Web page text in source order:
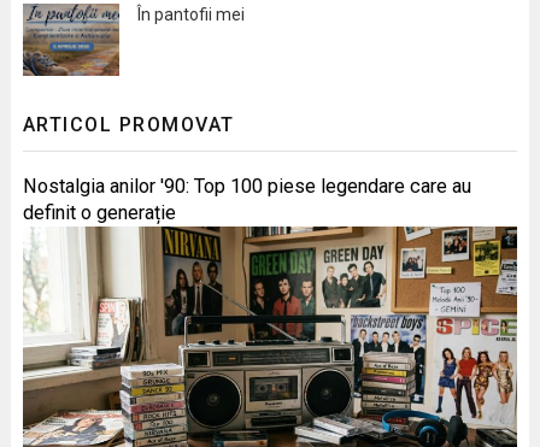
În pantofii mei
ARTICOL PROMOVAT
Nostalgia anilor '90: Top 100 piese legendare care au
definit o generație